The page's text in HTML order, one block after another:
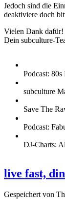
Jedoch sind die
deaktiviere doch
Vielen Dank dafür!
Dein subculture-
Podcast:
subculture
Save The
Podcast:
DJ-Charts:
live fast,
Gespeichert von